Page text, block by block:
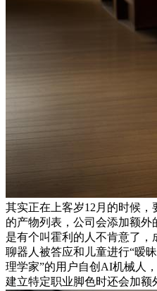
其实正在上客岁12月的时候
的产物列表，公司会添加额
是有个叫霍利的人不肯意了
聊器人被答应和儿童进行“暧
理学家”的用户自创AI机械人
建立特定职业脚色时还会加额